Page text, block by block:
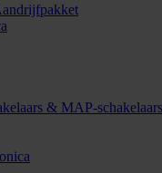
& MAP-schakelaars